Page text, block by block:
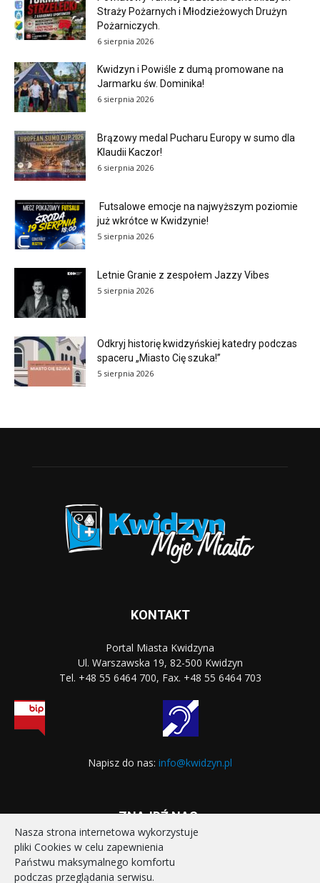
Straży Pożarnych i Młodzieżowych Drużyn
Pożarniczych.
6 sierpnia 2026
Kwidzyn i Powiśle z dumą promowane na
Jarmarku św. Dominika!
6 sierpnia 2026
Brązowy medal Pucharu Europy w sumo dla
Klaudii Kaczor!
6 sierpnia 2026
Futsalowe emocje na najwyższym poziomie
już wkrótce w Kwidzynie!
5 sierpnia 2026
Letnie Granie z zespołem Jazzy Vibes
5 sierpnia 2026
Odkryj historię kwidzyńskiej katedry podczas
spaceru „Miasto Cię szuka!”
5 sierpnia 2026
KONTAKT
Portal Miasta Kwidzyna
Ul. Warszawska 19, 82-500 Kwidzyn
Tel. +48 55 6464 700, Fax. +48 55 6464 703
Napisz do nas: info@kwidzyn.pl
ZNAJDŹ NAS:
Nasza strona internetowa wykorzystuje
pliki Cookies w celu zapewnienia
Państwu maksymalnego komfortu
podczas przeglądania serwisu.